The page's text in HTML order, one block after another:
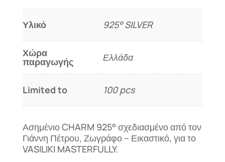
Υλικό 925° SILVER
Χώρα
παραγωγής Ελλάδα
Limited to 100 pcs
Ασημένιο CHARM 925° σχεδιασμένο από τον
Γιάννη Πέτρου, Ζωγράφο – Εικαστικό, για το
VASILIKI MASTERFULLY.